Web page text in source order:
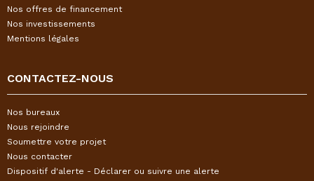
Nos offres de financement
Nos investissements
Mentions légales
CONTACTEZ-NOUS
Nos bureaux
Nous rejoindre
Soumettre votre projet
Nous contacter
Dispositif d'alerte - Déclarer ou suivre une alerte